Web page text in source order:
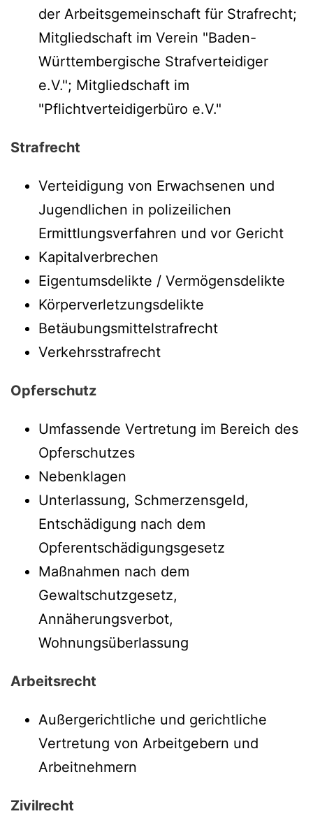
der Arbeitsgemeinschaft für Strafrecht;
Mitgliedschaft im Verein "Baden-
Württembergische Strafverteidiger
e.V."; Mitgliedschaft im
"Pflichtverteidigerbüro e.V."
Strafrecht
Verteidigung von Erwachsenen und
Jugendlichen in polizeilichen
Ermittlungsverfahren und vor Gericht
Kapitalverbrechen
Eigentumsdelikte / Vermögensdelikte
Körperverletzungsdelikte
Betäubungsmittelstrafrecht
Verkehrsstrafrecht
Opferschutz
Umfassende Vertretung im Bereich des
Opferschutzes
Nebenklagen
Unterlassung, Schmerzensgeld,
Entschädigung nach dem
Opferentschädigungsgesetz
Maßnahmen nach dem
Gewaltschutzgesetz,
Annäherungsverbot,
Wohnungsüberlassung
Arbeitsrecht
Außergerichtliche und gerichtliche
Vertretung von Arbeitgebern und
Arbeitnehmern
Zivilrecht